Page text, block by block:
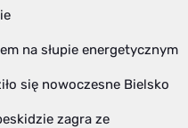
na słupie energetycznym
się nowoczesne Bielsko
zagra ze